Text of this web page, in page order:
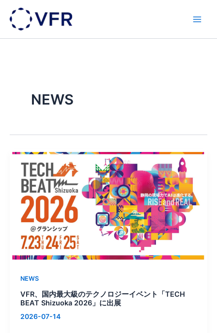
ス
NEWS
NEWS
VFR、国内最大級のテクノロジーイベント「TECH
BEAT Shizuoka 2026」に出展
2026-07-14